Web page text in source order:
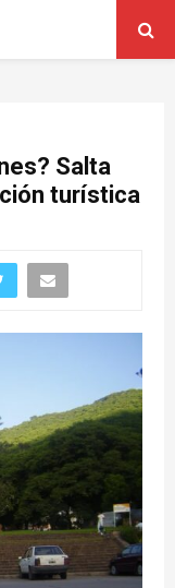
Salta
turística